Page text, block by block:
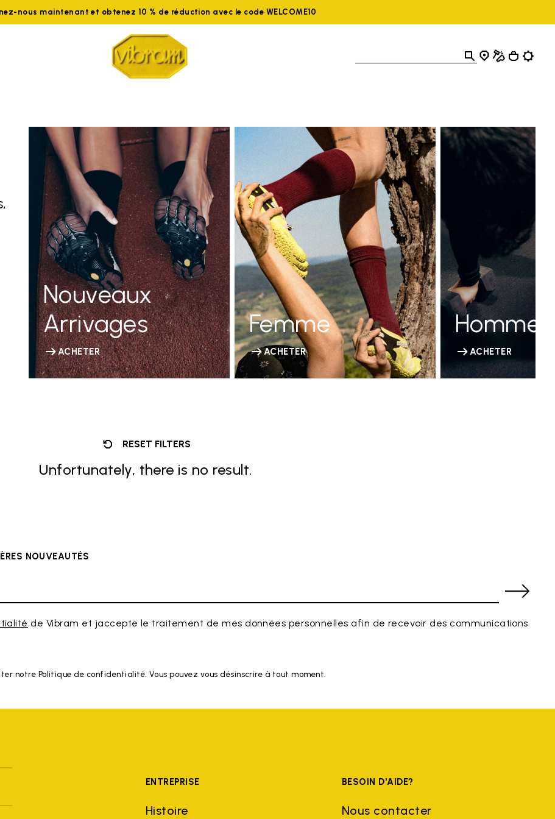
nous maintenant et obtenez 10 % de réduction avec le code WELCOME10
Nouveaux
Arrivages
ACHETER
Femme
ACHETER
Homme
ACHETER
RESET FILTERS
Unfortunately, there is no result.
NOUVEAUTÉS
de Vibram et jaccepte le traitement de mes données personnelles afin de recevoir des communications
notre Politique de confidentialité. Vous pouvez vous désinscrire à tout moment.
ENTREPRISE
Histoire
BESOIN D'AIDE?
Nous contacter